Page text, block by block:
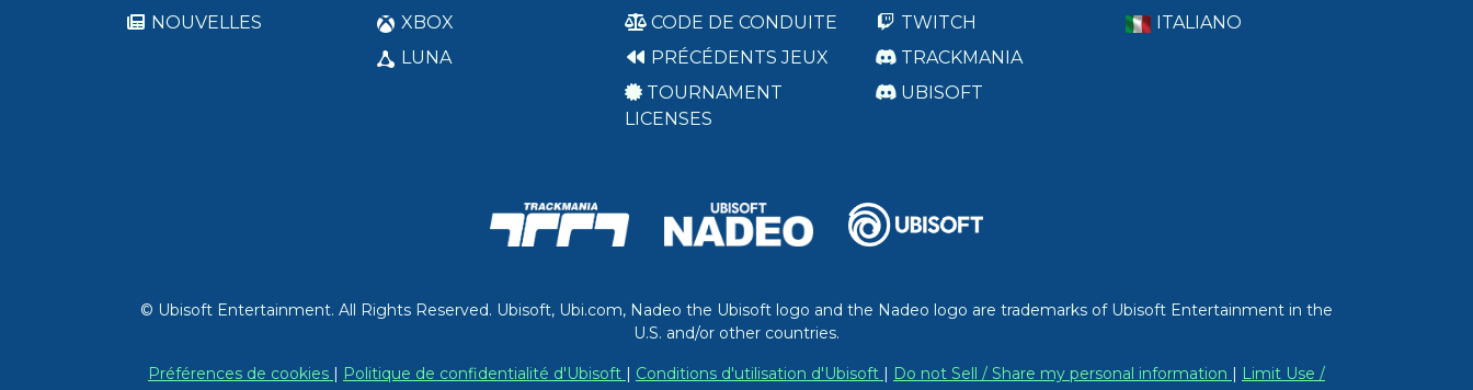
NOUVELLES
XBOX
LUNA
CODE DE CONDUITE
PRÉCÉDENTS JEUX
TOURNAMENT
LICENSES
TWITCH
TRACKMANIA
UBISOFT
ITALIANO
© Ubisoft Entertainment. All Rights Reserved. Ubisoft, Ubi.com, Nadeo the Ubisoft logo and the Nadeo logo are trademarks of Ubisoft Entertainment in the
U.S. and/or other countries.
Préférences de cookies | Politique de confidentialité d'Ubisoft | Conditions d'utilisation d'Ubisoft | Do not Sell / Share my personal information | Limit Use /